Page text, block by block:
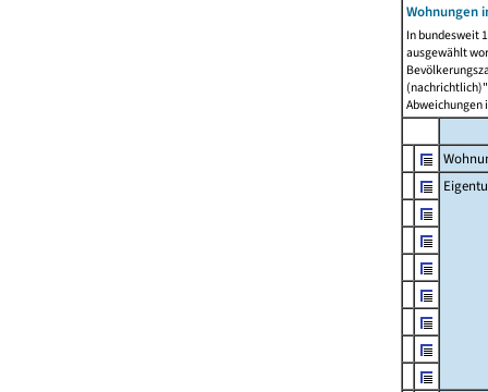
Wohnungen
In bundesweit
ausgewählt
Abweichungen